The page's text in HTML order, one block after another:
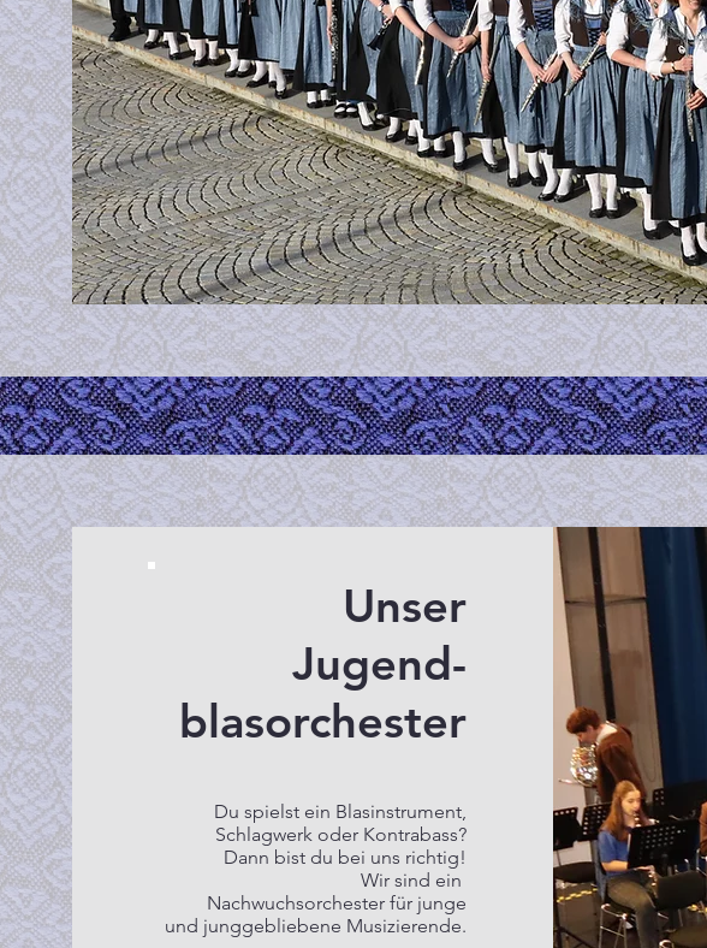
Unser
Jugend-
blasorchester
Du spielst ein Blasinstrument,
Schlagwerk oder Kontrabass?
Dann bist du bei uns richtig!
Wir sind ein
Nachwuchsorchester für junge
und junggebliebene Musizierende.